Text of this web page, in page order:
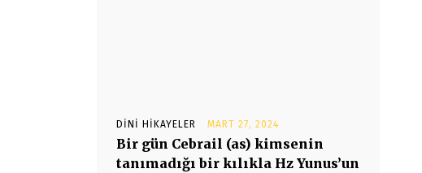
DINI HIKAYELER MART 27, 2024
Bir gün Cebrail (as) kimsenin
tanımadığı bir kılıkla Hz Yunus’un